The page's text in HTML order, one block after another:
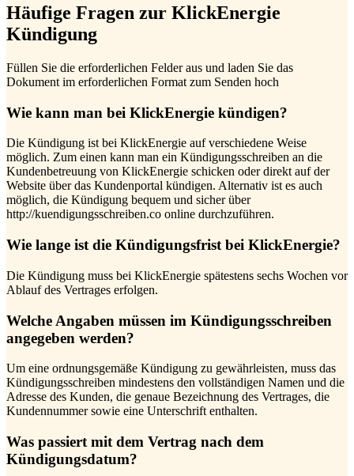
Häufige Fragen zur KlickEnergie
Kündigung
Füllen Sie die erforderlichen Felder aus und laden Sie das
Dokument im erforderlichen Format zum Senden hoch
Wie kann man bei KlickEnergie kündigen?
Die Kündigung ist bei KlickEnergie auf verschiedene Weise
möglich. Zum einen kann man ein Kündigungsschreiben an die
Kundenbetreuung von KlickEnergie schicken oder direkt auf der
Website über das Kundenportal kündigen. Alternativ ist es auch
möglich, die Kündigung bequem und sicher über
http://kuendigungsschreiben.co online durchzuführen.
Wie lange ist die Kündigungsfrist bei KlickEnergie?
Die Kündigung muss bei KlickEnergie spätestens sechs Wochen vor
Ablauf des Vertrages erfolgen.
Welche Angaben müssen im Kündigungsschreiben
angegeben werden?
Um eine ordnungsgemäße Kündigung zu gewährleisten, muss das
Kündigungsschreiben mindestens den vollständigen Namen und die
Adresse des Kunden, die genaue Bezeichnung des Vertrages, die
Kundennummer sowie eine Unterschrift enthalten.
Was passiert mit dem Vertrag nach dem
Kündigungsdatum?